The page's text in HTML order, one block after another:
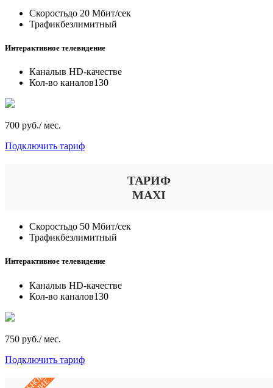
Скоростьдо 20 Мбит/сек
Трафикбезлимитный
Интерактивное телевидение
Каналыв HD-качестве
Кол-во каналов130
700 руб./ мес.
Подключить тариф
ТАРИФ
MAXI
Скоростьдо 50 Мбит/сек
Трафикбезлимитный
Интерактивное телевидение
Каналыв HD-качестве
Кол-во каналов130
750 руб./ мес.
Подключить тариф